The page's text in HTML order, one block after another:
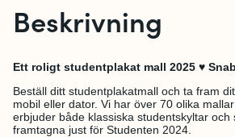
Beskrivning
Ett roligt studentplakat mall 2025 ♥
Beställ ditt studentplakatmall och ta fram
mobil eller dator. Vi har över 70 olika
erbjuder både klassiska studentskyltar och
framtagna just för Studenten 2024.